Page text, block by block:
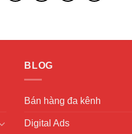
BLOG
Bán hàng đa kênh
Digital Ads